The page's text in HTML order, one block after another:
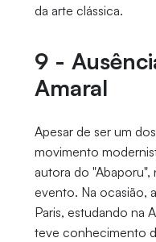
da arte clássica.
9 -
Amaral
Apesar de ser um
movimento
autora do
evento. Na ocasião,
Paris, estudando na
teve conhecimento